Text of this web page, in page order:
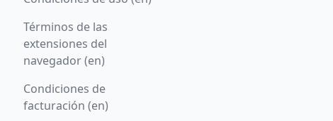
Términos de las
extensiones del
navegador (en)
Condiciones de
facturación (en)